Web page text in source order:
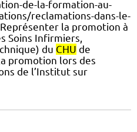
de-la-formation-au-
reclamations-dans-le-
la promotion à
Soins Infirmiers,
du CHU de
promotion lors des
de l’Institut sur